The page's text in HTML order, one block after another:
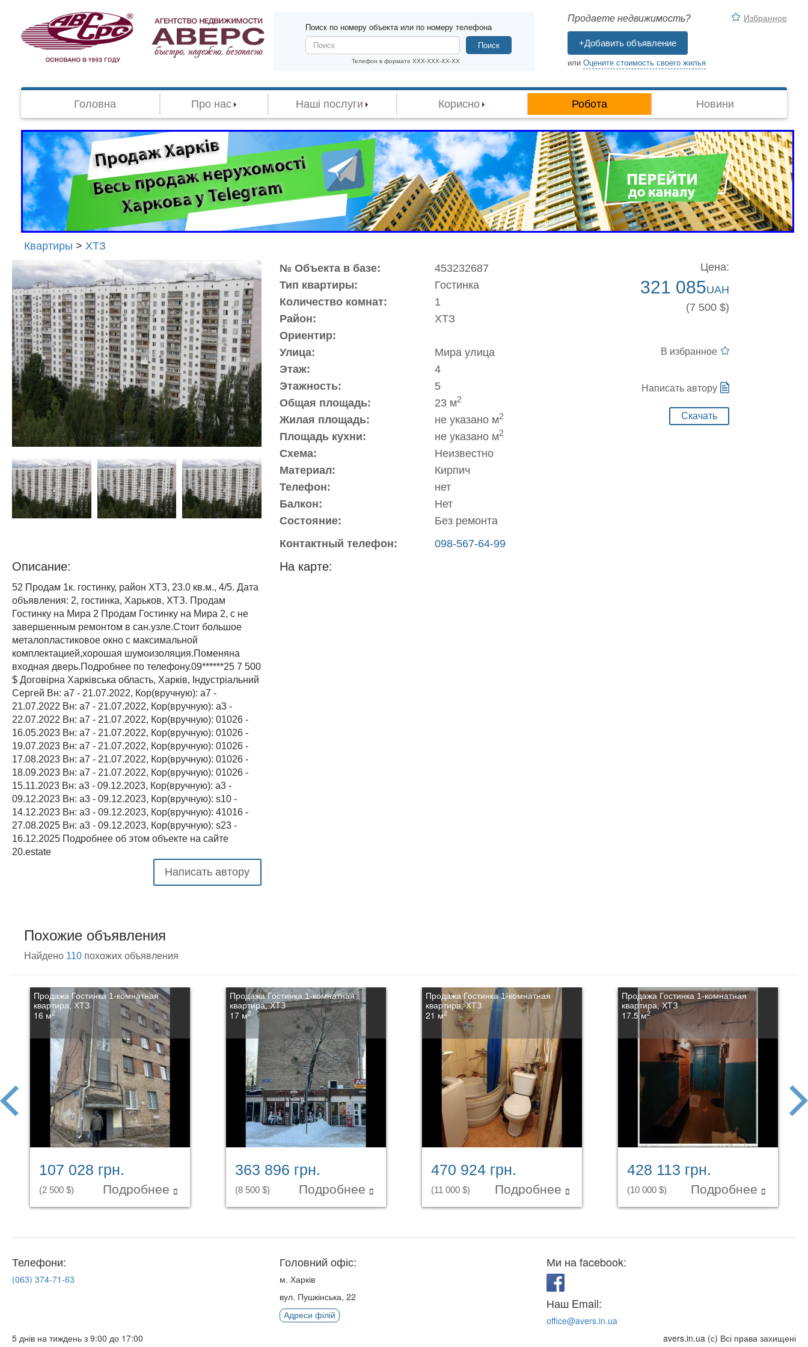
Поиск по номеру объекта или по номеру телефона
Телефон в формате XXX-XXX-XX-XX
Поиск
Продаете недвижимость?
+Добавить объявление
или Оцените стоимость своего жилья
Избранное
Головна Про нас Наші послуги Корисно Робота Новини
Квартиры > ХТЗ
Агенство
недвижимости
"Аверс"
№ Объекта в базе:
453232687
Тип квартиры:
Гостинка
Количество комнат:
1
Район:
ХТЗ
Ориентир:
Улица:
Мира улица
Этаж:
4
Этажность:
5
Общая площадь:
23 м2
Жилая площадь: не указано м2
Площадь кухни: не указано м2
Схема:
Неизвестно
Материал:
Кирпич
Телефон:
нет
Балкон:
Нет
Состояние:
Без ремонта
Контактный телефон:
098-567-64-99
Цена:
321 085UAH
(7 500 $)
В избранное
Написать автору
Скачать
Описание:
52 Продам 1к. гостинку, район ХТЗ, 23.0 кв.м., 4/5. Дата
объявления: 2, гостинка, Харьков, ХТЗ. Продам
Гостинку на Мира 2 Продам Гостинку на Мира 2, с не
завершенным ремонтом в сан.узле.Стоит большое
металопластиковое окно с максимальной
комплектацией,хорошая шумоизоляция.Поменяна
входная дверь.Подробнее по телефону.09******25 7 500
$ Договірна Харківська область, Харків, Індустріальний
Сергей Вн: a7 - 21.07.2022, Кор(вручную): a7 -
21.07.2022 Вн: a7 - 21.07.2022, Кор(вручную): a3 -
22.07.2022 Вн: a7 - 21.07.2022, Кор(вручную): 01026 -
16.05.2023 Вн: a7 - 21.07.2022, Кор(вручную): 01026 -
19.07.2023 Вн: a7 - 21.07.2022, Кор(вручную): 01026 -
17.08.2023 Вн: a7 - 21.07.2022, Кор(вручную): 01026 -
18.09.2023 Вн: a7 - 21.07.2022, Кор(вручную): 01026 -
15.11.2023 Вн: a3 - 09.12.2023, Кор(вручную): a3 -
09.12.2023 Вн: a3 - 09.12.2023, Кор(вручную): s10 -
14.12.2023 Вн: a3 - 09.12.2023, Кор(вручную): 41016 -
27.08.2025 Вн: a3 - 09.12.2023, Кор(вручную): s23 -
16.12.2025 Подробнее об этом объекте на сайте
20.estate
Написать автору
На карте:
Похожие объявления
Найдено 110 похожих объявления
Продажа Гостинка 1-комнатная
квартира, ХТЗ
16 м2
107 028 грн.
(2 500 $) Подробнее
Продажа Гостинка 1-комнатная
квартира, ХТЗ
17 м2
363 896 грн.
(8 500 $) Подробнее
Продажа Гостинка 1-комнатная
квартира, ХТЗ
21 м2
470 924 грн.
(11 000 $) Подробнее
Продажа Гостинка 1-комнатная
квартира, ХТЗ
17.5 м2
428 113 грн.
(10 000 $) Подробнее
prev
next
Телефони:
(063) 374-71-63
Головний офіс:
м. Харків
вул. Пушкінська, 22
Адреси філій
Ми на facebook:
Наш Email:
office@avers.in.ua
5 днів на тиждень з 9:00 до 17:00
avers.in.ua (с) Всі права захищені